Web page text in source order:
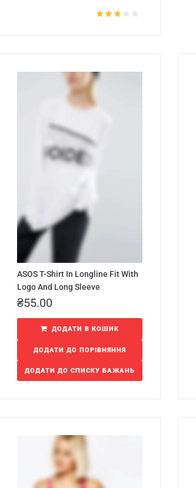
ASOS T-Shirt In Longline Fit With
Logo And Long Sleeve
₴55.00
ДОДАТИ В КОШИК
ДОДАТИ ДО ПОРІВНЯННЯ
ДОДАТИ ДО СПИСКУ БАЖАНЬ